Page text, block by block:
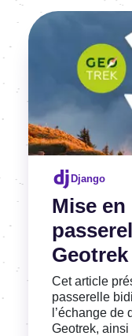
Mise en
Django
Cet article
passe­relle
l’échange
Geotrek,
Voir l'article
Image